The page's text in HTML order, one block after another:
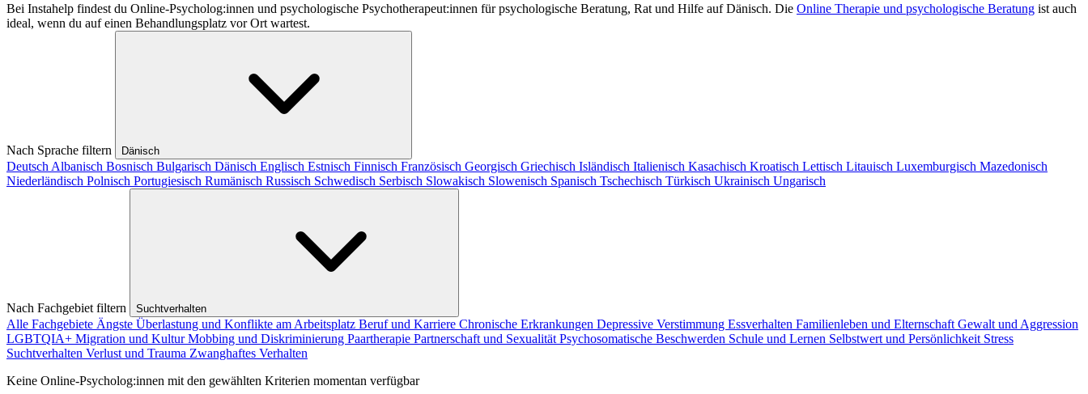
Bei Instahelp findest du Online-Psycholog:innen und psychologische Psychotherapeut:innen für psychologische Beratung, Rat und Hilfe auf Dänisch. Die Online Therapie und psychologische Beratung ist auch
ideal, wenn du auf einen Behandlungsplatz vor Ort wartest.
Nach Sprache filtern Dänisch
Deutsch Albanisch Bosnisch Bulgarisch Dänisch Englisch Estnisch Finnisch Französisch Georgisch Griechisch Isländisch Italienisch Kasachisch Kroatisch Lettisch Litauisch Luxemburgisch Mazedonisch
Niederländisch Polnisch Portugiesisch Rumänisch Russisch Schwedisch Serbisch Slowakisch Slowenisch Spanisch Tschechisch Türkisch Ukrainisch Ungarisch
Nach Fachgebiet filtern Suchtverhalten
Alle Fachgebiete Ängste Überlastung und Konflikte am Arbeitsplatz Beruf und Karriere Chronische Erkrankungen Depressive Verstimmung Essverhalten Familienleben und Elternschaft Gewalt und Aggression
LGBTQIA+ Migration und KulturMobbing und Diskriminierung Paartherapie Partnerschaft und Sexualität Psychosomatische Beschwerden Schule und Lernen Selbstwert und Persönlichkeit Stress
Suchtverhalten Verlust und Trauma Zwanghaftes Verhalten
Keine Online-Psycholog:innen mit den gewählten Kriterien momentan verfügbar